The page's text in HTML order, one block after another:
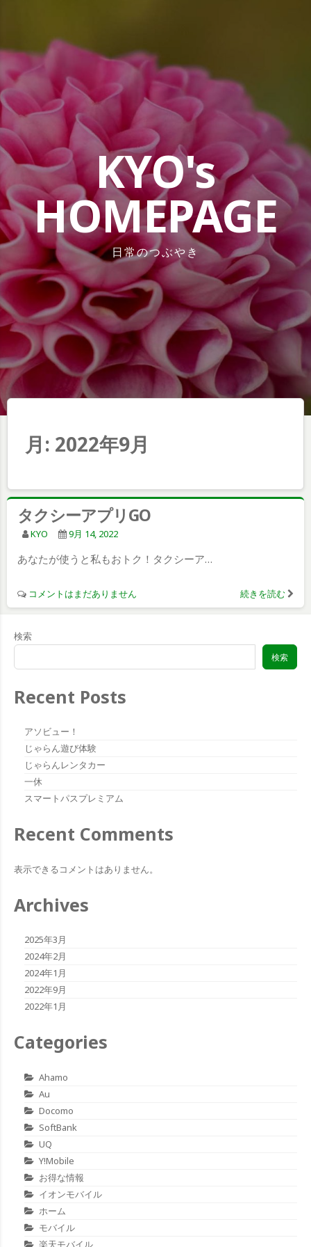
ン
ツ
へ
ス
キ
ッ
プ
KYO's
HOMEPAGE
日常のつぶやき
月: 2022年9月
タクシーアプリGO
KYO 9月 14, 2022
あなたが使うと私もおトク！タクシーア…
コメントはまだありません 続きを読む
検索
検索
Recent Posts
アソビュー！
じゃらん遊び体験
じゃらんレンタカー
一休
スマートパスプレミアム
Recent Comments
表示できるコメントはありません。
Archives
2025年3月
2024年2月
2024年1月
2022年9月
2022年1月
Categories
Ahamo
Au
Docomo
SoftBank
UQ
Y!mobile
お得な情報
イオンモバイル
ホーム
モバイル
楽天モバイル